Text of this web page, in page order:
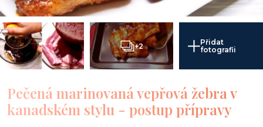
+2
Přidat
fotografii
Pečená marinovaná vepřová žebra v
kanadském stylu - postup přípravy